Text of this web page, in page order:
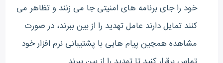
خود را جای برنامه های امنیتی جا می زنند و تظاهر می
کنند تمایل دارند عامل تهدید را از بین ببرند، در صورت
مشاهده همچین پیام هایی با پشتیبانی نرم افزار خود